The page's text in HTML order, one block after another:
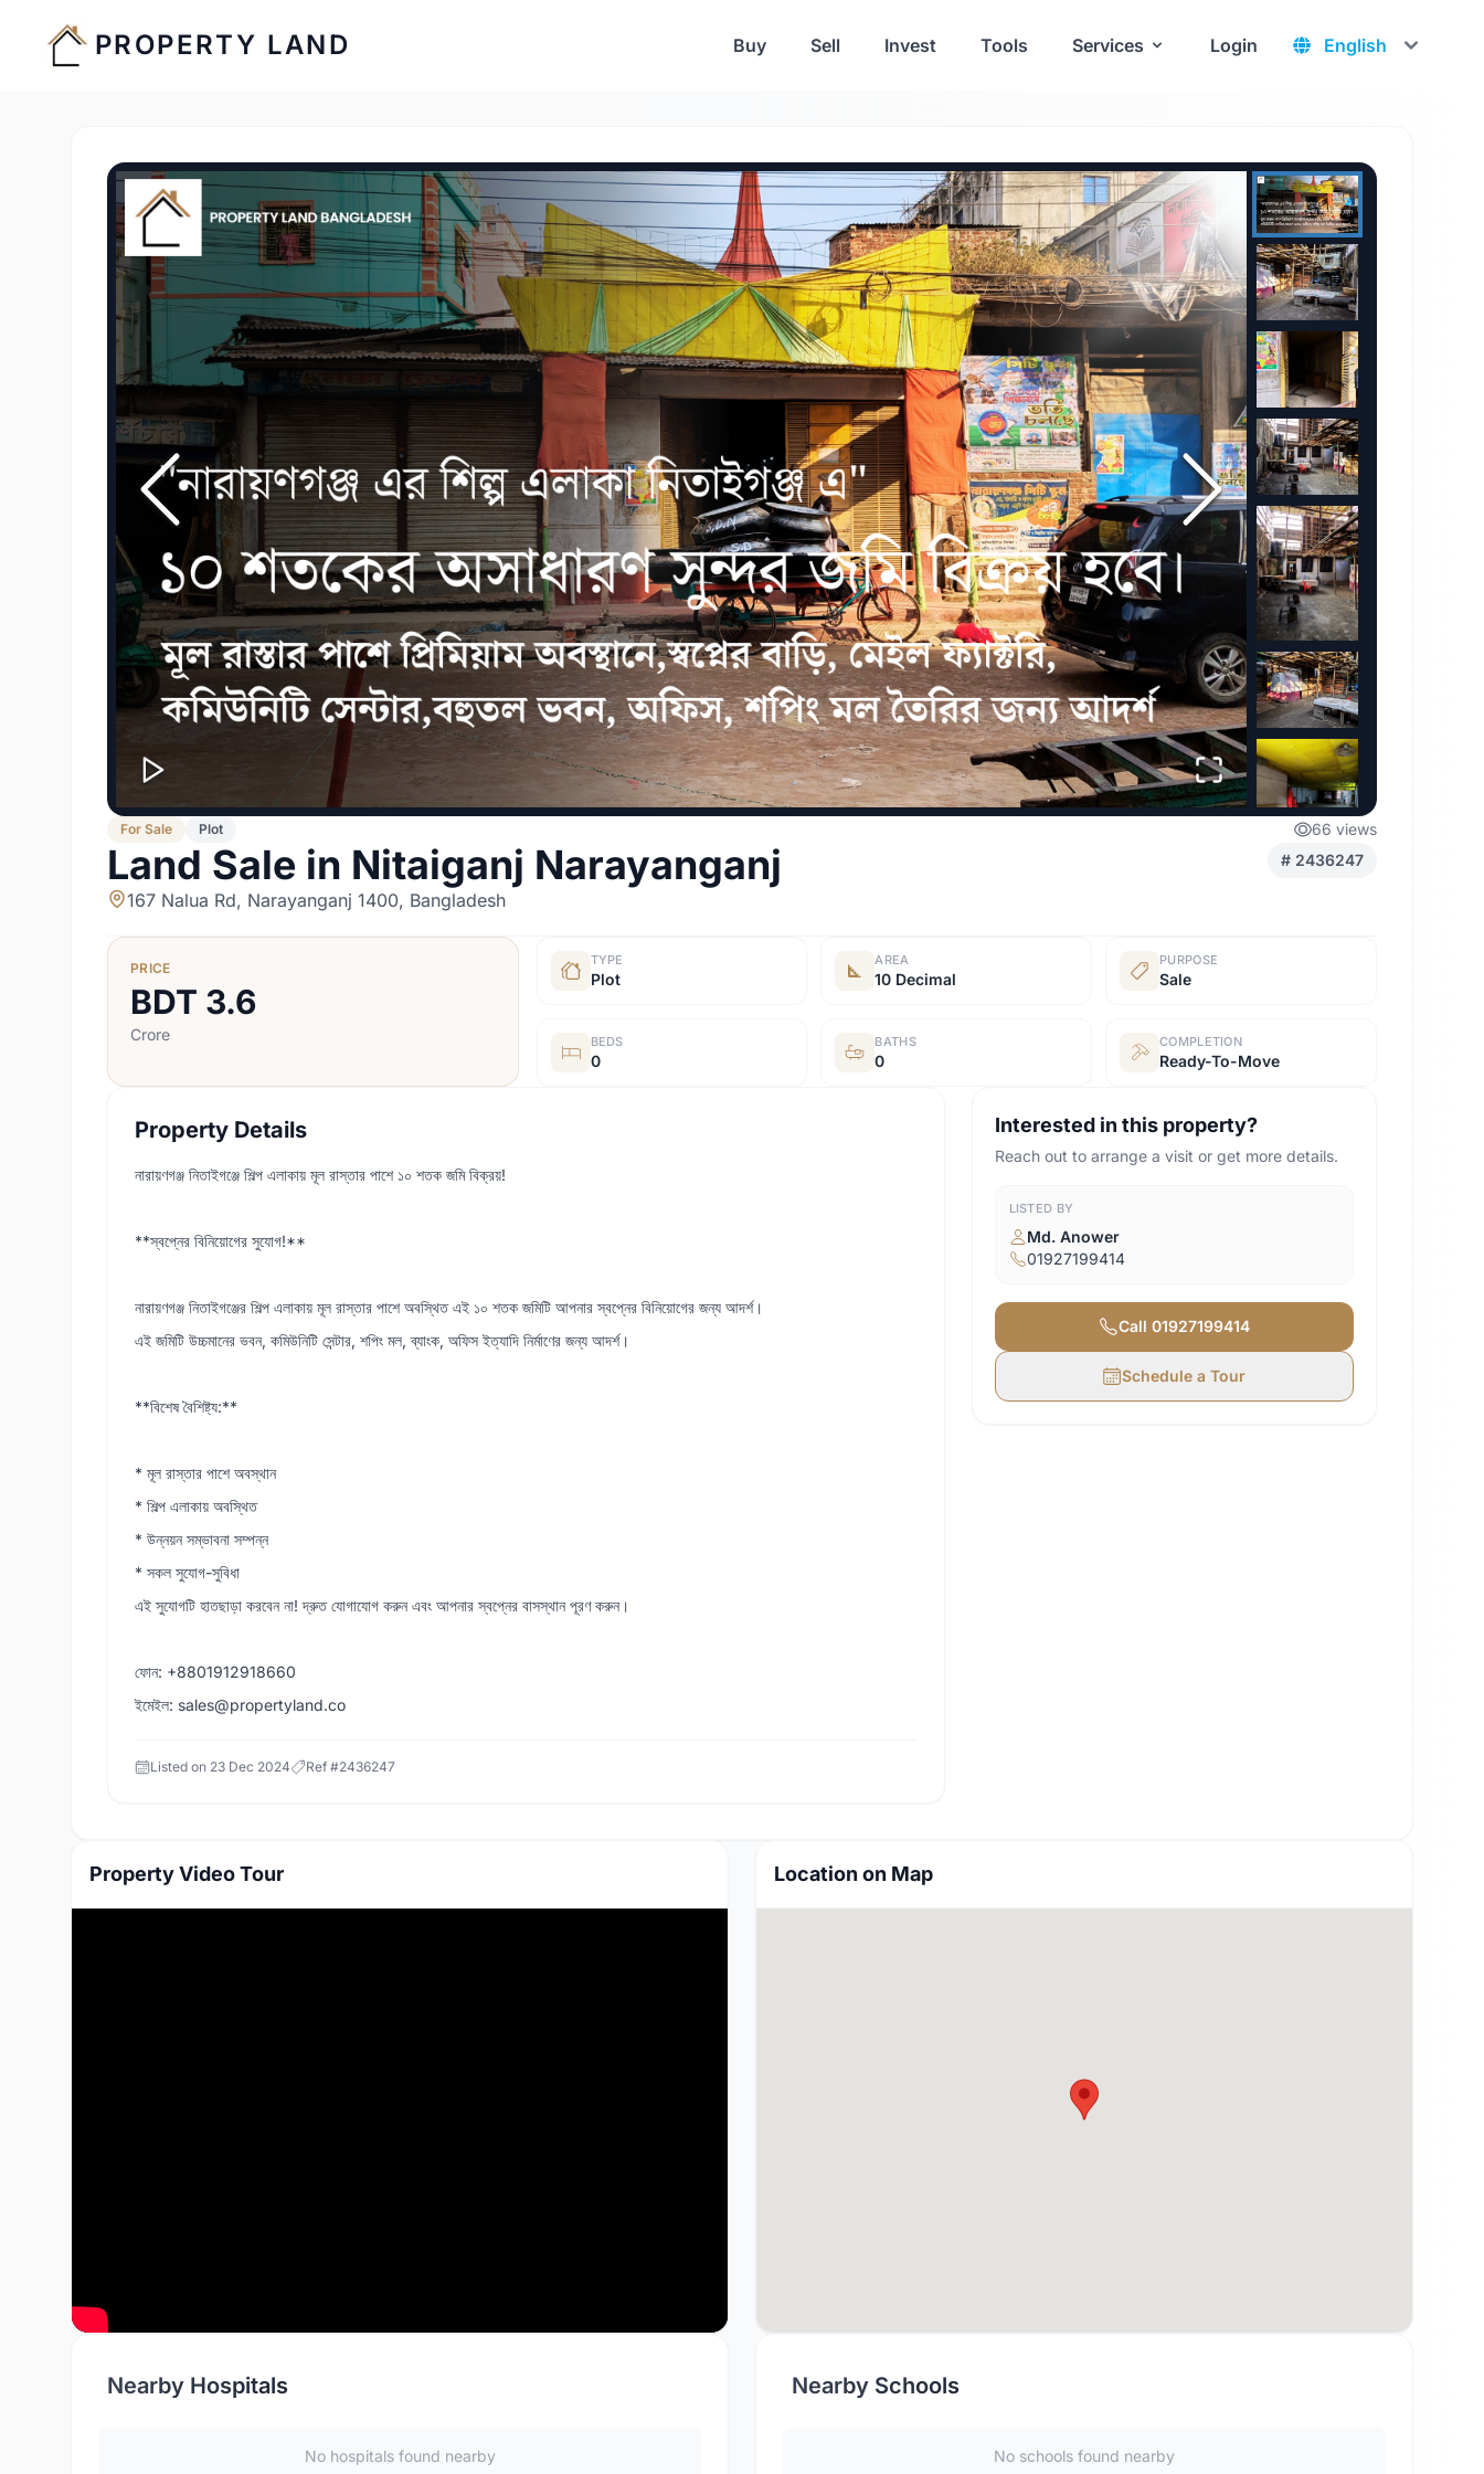
PROPERTY LAND Buy Sell Invest Tools Services Login
For Sale Plot 66 views
Land Sale in Nitaiganj Narayanganj # 2436247
167 Nalua Rd, Narayanganj 1400, Bangladesh
PRICE
BDT 3.6
Crore
TYPE
Plot
AREA
10 Decimal
PURPOSE
Sale
BEDS
0
BATHS
0
COMPLETION
Ready-To-Move
Property Details
নারায়ণগঞ্জ নিতাইগঞ্জে শিল্প এলাকায় মূল রাস্তার পাশে ১০ শতক জমি বিক্রয়!
**স্বপ্নের বিনিয়োগের সুযোগ!**
নারায়ণগঞ্জ নিতাইগঞ্জের শিল্প এলাকায় মূল রাস্তার পাশে অবস্থিত এই ১০ শতক জমিটি আপনার স্বপ্নের বিনিয়োগের জন্য আদর্শ।
এই জমিটি উচ্চমানের ভবন, কমিউনিটি সেন্টার, শপিং মল, ব্যাংক, অফিস ইত্যাদি নির্মাণের জন্য আদর্শ।
**বিশেষ বৈশিষ্ট্য:**
* মূল রাস্তার পাশে অবস্থান
* শিল্প এলাকায় অবস্থিত
* উন্নয়ন সম্ভাবনা সম্পন্ন
* সকল সুযোগ-সুবিধা
এই সুযোগটি হাতছাড়া করবেন না! দ্রুত যোগাযোগ করুন এবং আপনার স্বপ্নের বাসস্থান পূরণ করুন।
ফোন: +8801912918660
ইমেইল: sales@propertyland.co
Listed on 23 Dec 2024 Ref #2436247
Interested in this property?
Reach out to arrange a visit or get more details.
LISTED BY
Md. Anower
01927199414
Call 01927199414
Schedule a Tour
Property Video Tour Location on Map
Nearby Hospitals
No hospitals found nearby
Nearby Schools
No schools found nearby